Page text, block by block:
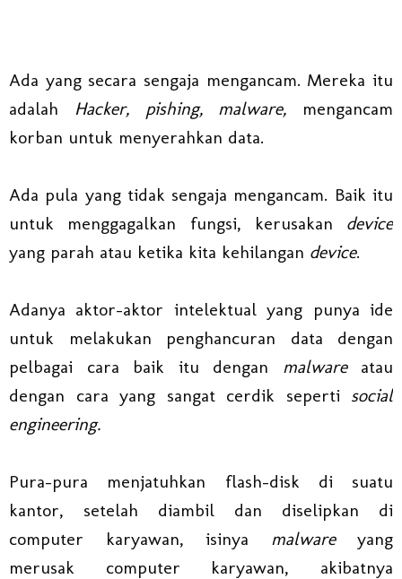
Ada yang secara sengaja mengancam. Mereka itu
adalah Hacker, pishing, malware, mengancam
korban untuk menyerahkan data.
Ada pula yang tidak sengaja mengancam. Baik itu
untuk menggagalkan fungsi, kerusakan device
yang parah atau ketika kita kehilangan device.
Adanya aktor-aktor intelektual yang punya ide
untuk melakukan penghancuran data dengan
pelbagai cara baik itu dengan malware atau
dengan cara yang sangat cerdik seperti social
engineering.
Pura-pura menjatuhkan flash-disk di suatu
kantor, setelah diambil dan diselipkan di
computer karyawan, isinya malwareyang
merusak computer karyawan, akibatnya